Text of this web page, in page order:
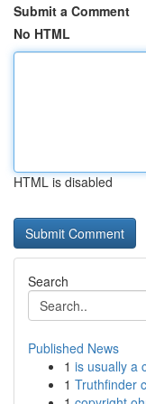
Submit a Comment
No HTML
HTML is disabled
Search
Published News
1 is usually a
1 Truthfinder